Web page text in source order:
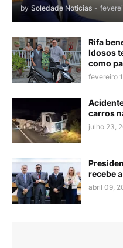
by Soledade Noticias -
Rifa
Idosos
como
fevereiro
carros
julho 23,
recebe
abril 09,